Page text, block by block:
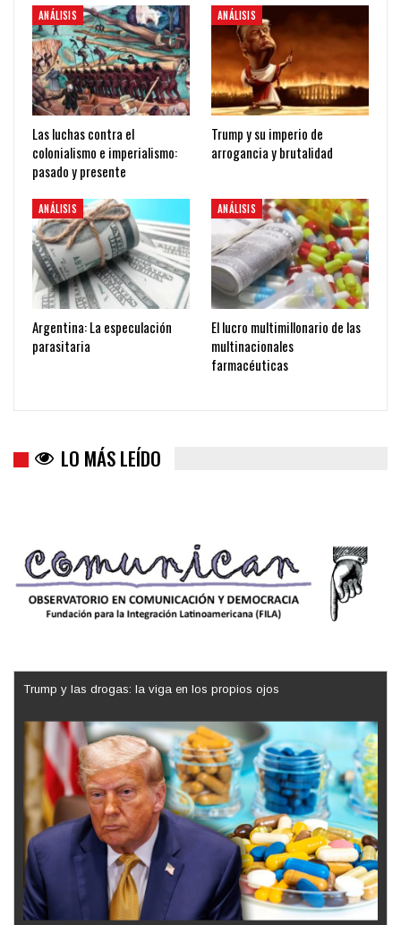
ANÁLISIS
Las luchas contra el
colonialismo e imperialismo:
pasado y presente
ANÁLISIS
Trump y su imperio de
arrogancia y brutalidad
ANÁLISIS
Argentina: La especulación
parasitaria
ANÁLISIS
El lucro multimillonario de las
multinacionales
farmacéuticas
LO MÁS LEÍDO
Trump y las drogas: la viga en los propios ojos